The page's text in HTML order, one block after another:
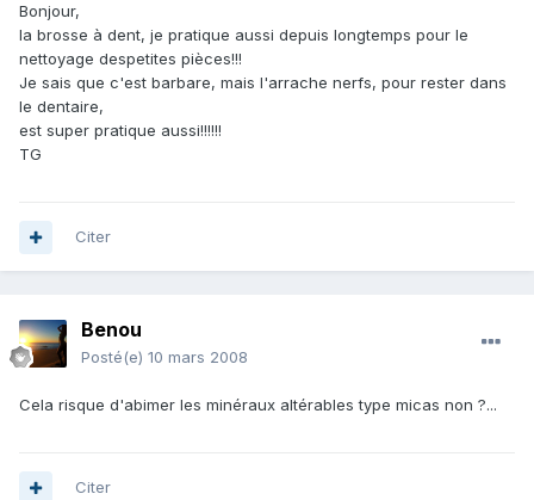
Bonjour,
la brosse à dent, je pratique aussi depuis longtemps pour le
nettoyage despetites pièces!!!
Je sais que c'est barbare, mais l'arrache nerfs, pour rester dans
le dentaire,
est super pratique aussi!!!!!!
TG
Citer
Benou
Posté(e) 10 mars 2008
Cela risque d'abimer les minéraux altérables type micas non ?...
Citer